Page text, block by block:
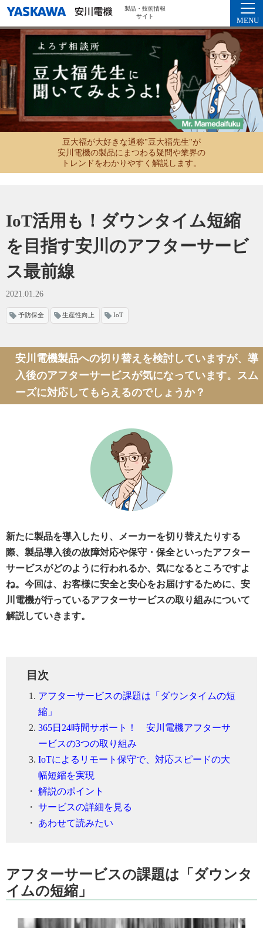
製品・技術情報
サイト
MENU
豆大福が大好きな通称"豆大福先生"が
安川電機の製品にまつわる疑問や業界の
トレンドをわかりやすく解説します。
IoT活用も！ダウンタイム短縮
を目指す安川のアフターサービ
ス最前線
2021.01.26
予防保全 生産性向上 IoT
安川電機製品への切り替えを検討していますが、 導
入後のアフターサービスが気になっています。 スム
ーズに対応してもらえるのでしょうか？
新たに製品を導入したり、メーカーを切り替えたりする
際、製品導入後の故障対応や保守・保全といったアフター
サービスがどのように行われるか、気になるところですよ
ね。今回は、お客様に安全と安心をお届けするために、安
川電機が行っているアフターサービスの取り組みについて
解説していきます。
目次
アフターサービスの課題は「ダウンタイムの短
縮」
365日24時間サポート！ 安川電機アフターサ
ービスの3つの取り組み
IoTによるリモート保守で、対応スピードの大
幅短縮を実現
・ 解説のポイント
・ サービスの詳細を見る
・ あわせて読みたい
アフターサービスの課題は「ダウンタ
イムの短縮」